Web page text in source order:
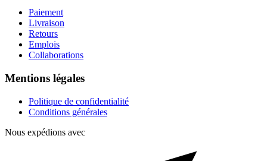
Paiement
Livraison
Retours
Emplois
Collaborations
Mentions légales
Politique de confidentialité
Conditions générales
Nous expédions avec